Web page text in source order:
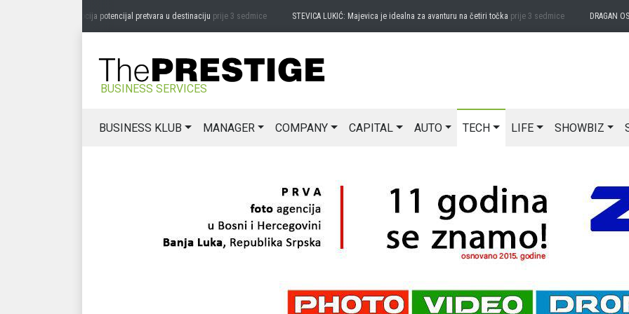
ĐURIĆ: Promocija potencijal pretvara u destinacijuprije 3 sedmice STEVICA LUKIĆ: Majevica je idealna za avanturu na četiri točkaprije 3 sedmice DRAGAN
BUSINESS SERVICES
BUSINESS KLUB MANAGER COMPANY CAPITAL AUTO TECH LIFE SHOWBIZ